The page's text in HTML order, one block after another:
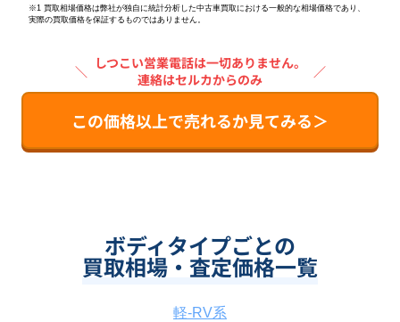
※1 買取相場価格は弊社が独自に統計分析した中古車買取における一般的な相場価格であり、
実際の買取価格を保証するものではありません。
＼ しつこい営業電話は一切ありません。
連絡はセルカからのみ
／
この価格以上で売れるか見てみる＞
ボディタイプごとの
買取相場・査定価格一覧
軽-RV系